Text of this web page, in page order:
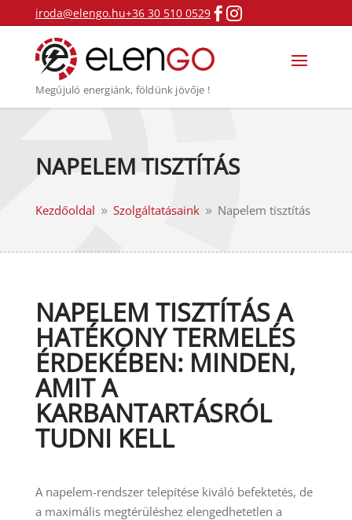
iroda@elengo.hu+36 30 510 0529 
Megújuló energiánk, földünk jövője !
NAPELEM TISZTÍTÁS
Kezdőoldal 9 Szolgáltatásaink 9 Napelem tisztítás
NAPELEM TISZTÍTÁS A
HATÉKONY TERMELÉS
ÉRDEKÉBEN: MINDEN,
AMIT A
KARBANTARTÁSRÓL
TUDNI KELL
A napelem-rendszer telepítése kiváló befektetés, de
a maximális megtérüléshez elengedhetetlen a